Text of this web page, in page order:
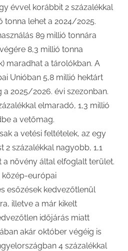
évvel korábbit 2 százalékkal
tonna lehet a 2024/2025.
89 millió tonnára
8,3 millió tonna
maradhat a tárolókban. A
Unióban 5,8 millió hektárt
2025/2026. évi szezonban.
elmaradó, 1,3 millió
a vetőmag.
a vetési feltételek, az egy
2 százalékkal nagyobb, 1,1
a növény által elfoglalt terület.
közép-európai
esőzések kedvezőtlenül
illetve a már kikelt
időjárás miatt
akár október végéig is
4 százalékkal